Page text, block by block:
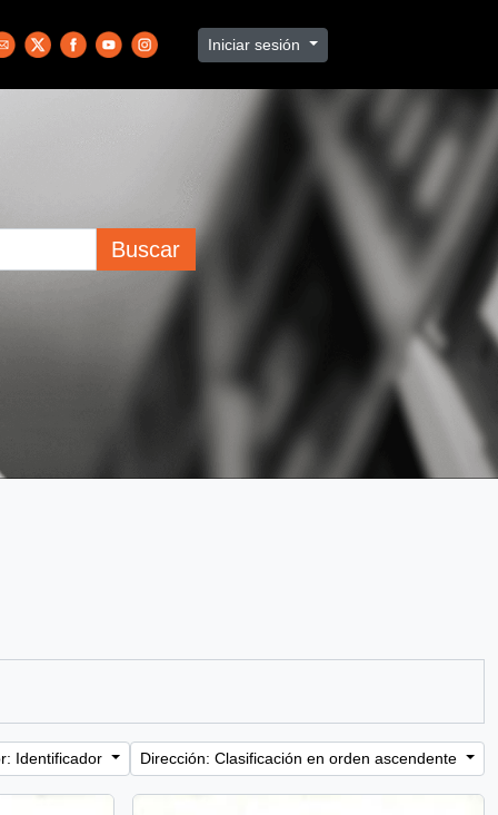
Iniciar sesión
Buscar
Identificador Dirección: Clasificación en orden ascendente